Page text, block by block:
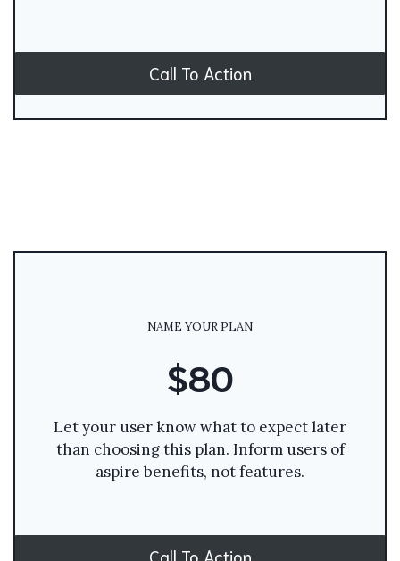
Call To Action
NAME YOUR PLAN
$80
Let your user know what to expect later
than choosing this plan. Inform users of
aspire benefits, not features.
Call To Action